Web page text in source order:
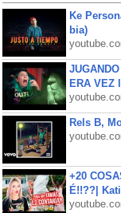
Ke
bia)
ERA VEZ
Rels B,
+20
É!!??|